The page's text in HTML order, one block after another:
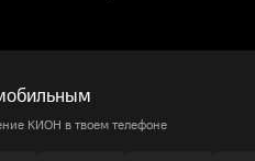
КИОН в твоем телефоне